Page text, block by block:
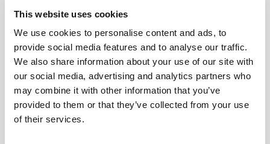
This website uses cookies
We use cookies to personalise content and ads, to
provide social media features and to analyse our traffic.
We also share information about your use of our site with
our social media, advertising and analytics partners who
may combine it with other information that you’ve
provided to them or that they’ve collected from your use
of their services.